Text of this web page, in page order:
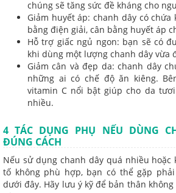
chúng sẽ tăng sức đề kháng cho
Giảm huyết áp: chanh dây có
bằng điện giải, cân bằng huyết áp
Hỗ trợ giấc ngủ ngon: bạn sẽ có
khi dùng một lượng chanh dây vừa
Giảm cân và đẹp da: chanh dây
những ai có chế độ ăn kiêng.
vitamin C nổi bật giúp cho da
nhiều.
4 TÁC DỤNG PHỤ NẾU DÙNG
ĐÚNG CÁCH
Nếu sử dụng chanh dây quá nhiều hoặc
tố không phù hợp, bạn có thể gặp
dưới đây. Hãy lưu ý kỹ để bản thân